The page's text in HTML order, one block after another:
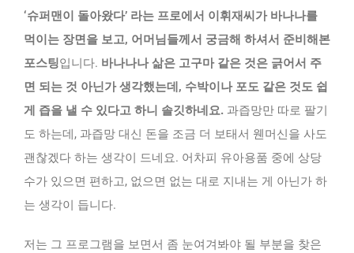
‘슈퍼맨이 돌아왔다’ 라는 프로에서 이휘재씨가 바나나를
먹이는 장면을 보고, 어머님들께서 궁금해 하셔서 준비해본
포스팅입니다. 바나나나 삶은 고구마 같은 것은 긁어서 주
면 되는 것 아닌가 생각했는데, 수박이나 포도 같은 것도 쉽
게 즙을 낼 수 있다고 하니 솔깃하네요. 과즙망만 따로 팔기
도 하는데, 과즙망 대신 돈을 조금 더 보태서 웬머신을 사도
괜찮겠다 하는 생각이 드네요. 어차피 유아용품 중에 상당
수가 있으면 편하고, 없으면 없는 대로 지내는 게 아닌가 하
는 생각이 듭니다.
저는 그 프로그램을 보면서 좀 눈여겨봐야 될 부분을 찾은